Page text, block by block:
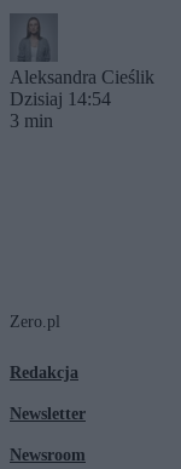
Aleksandra Cieślik
Dzisiaj 14:54
3 min
Zero.pl
Redakcja
Newsletter
Newsroom